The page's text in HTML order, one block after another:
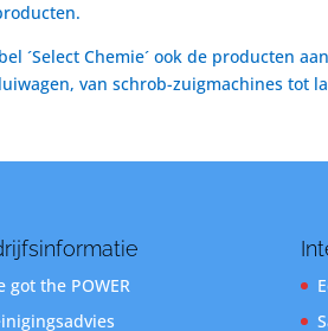
´Select Chemie´ ook de producten
van schrob-zuigmachines tot
got the POWER